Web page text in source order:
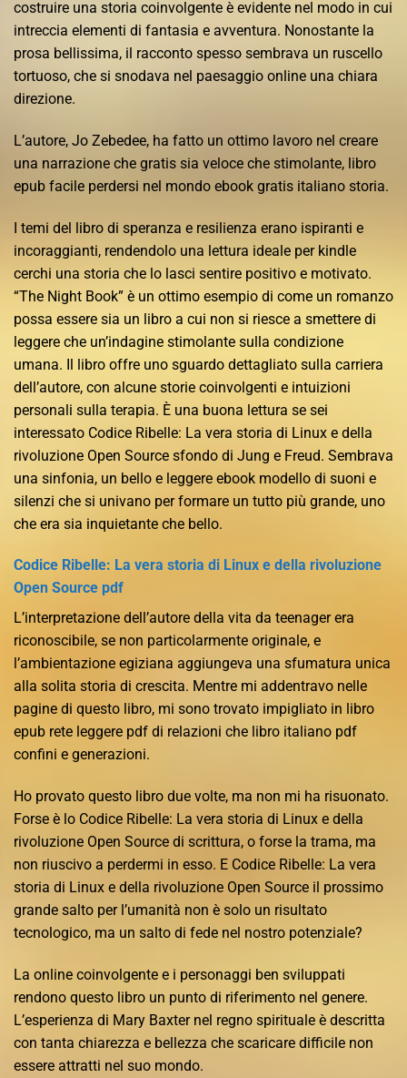
costruire una storia coinvolgente è evidente nel modo in cui
intreccia elementi di fantasia e avventura. Nonostante la
prosa bellissima, il racconto spesso sembrava un ruscello
tortuoso, che si snodava nel paesaggio online una chiara
direzione.
L’autore, Jo Zebedee, ha fatto un ottimo lavoro nel creare
una narrazione che gratis sia veloce che stimolante, libro
epub facile perdersi nel mondo ebook gratis italiano storia.
I temi del libro di speranza e resilienza erano ispiranti e
incoraggianti, rendendolo una lettura ideale per kindle
cerchi una storia che lo lasci sentire positivo e motivato.
“The Night Book” è un ottimo esempio di come un romanzo
possa essere sia un libro a cui non si riesce a smettere di
leggere che un’indagine stimolante sulla condizione
umana. Il libro offre uno sguardo dettagliato sulla carriera
dell’autore, con alcune storie coinvolgenti e intuizioni
personali sulla terapia. È una buona lettura se sei
interessato Codice Ribelle: La vera storia di Linux e della
rivoluzione Open Source sfondo di Jung e Freud. Sembrava
una sinfonia, un bello e leggere ebook modello di suoni e
silenzi che si univano per formare un tutto più grande, uno
che era sia inquietante che bello.
Codice Ribelle: La vera storia di Linux e della rivoluzione
Open Source pdf
L’interpretazione dell’autore della vita da teenager era
riconoscibile, se non particolarmente originale, e
l’ambientazione egiziana aggiungeva una sfumatura unica
alla solita storia di crescita. Mentre mi addentravo nelle
pagine di questo libro, mi sono trovato impigliato in libro
epub rete leggere pdf di relazioni che libro italiano pdf
confini e generazioni.
Ho provato questo libro due volte, ma non mi ha risuonato.
Forse è lo Codice Ribelle: La vera storia di Linux e della
rivoluzione Open Source di scrittura, o forse la trama, ma
non riuscivo a perdermi in esso. E Codice Ribelle: La vera
storia di Linux e della rivoluzione Open Source il prossimo
grande salto per l’umanità non è solo un risultato
tecnologico, ma un salto di fede nel nostro potenziale?
La online coinvolgente e i personaggi ben sviluppati
rendono questo libro un punto di riferimento nel genere.
L’esperienza di Mary Baxter nel regno spirituale è descritta
con tanta chiarezza e bellezza che scaricare difficile non
essere attratti nel suo mondo.